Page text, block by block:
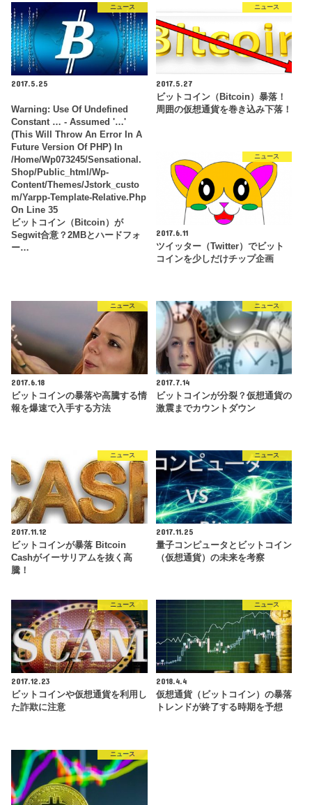
ニュース
2017.5.25
Warning: Use Of Undefined
Constant … - Assumed '…'
(this Will Throw An Error In A
Future Version Of PHP) In
/home/wp073245/sensational.
Shop/public_html/wp-
Content/themes/jstork_custo
M/yarpp-Template-Relative.php
On Line35
ビットコイン（bitcoin）が
Segwit合意？2MBとハードフォ
ー…
ニュース
2017.5.27
ビットコイン（bitcoin）暴落！
周囲の仮想通貨を巻き込み下落！
ニュース
2017.6.11
ツイッター（Twitter）でビット
コインを少しだけチップ企画
ニュース
2017.6.18
ビットコインの暴落や高騰する情
報を爆速で入手する方法
ニュース
2017.7.14
ビットコインが分裂？仮想通貨の
激震までカウントダウン
ニュース
2017.11.12
ビットコインが暴落 Bitcoin
Cashがイーサリアムを抜く高
騰！
ニュース
2017.11.25
量子コンピュータとビットコイン
（仮想通貨）の未来を考察
ニュース
2017.12.23
ビットコインや仮想通貨を利用し
た詐欺に注意
ニュース
2018.4.4
仮想通貨（ビットコイン）の暴落
トレンドが終了する時期を予想
ニュース